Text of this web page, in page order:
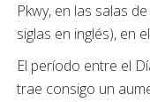
Pkwy, en las salas
siglas en inglés), en
El período entre el
trae consigo un